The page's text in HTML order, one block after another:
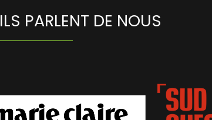
ILS PARLENT DE NOUS